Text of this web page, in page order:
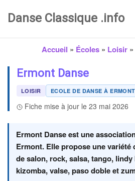
Danse Classique .info
Accueil » Écoles » Loisir »
Ermont Danse
LOISIR ECOLE DE DANSE À
Fiche mise à jour le 23 mai 2026
Ermont Danse est une
Ermont. Elle propose une variété
de salon, rock, salsa, tango, lindy
kizomba, valse, paso doble et